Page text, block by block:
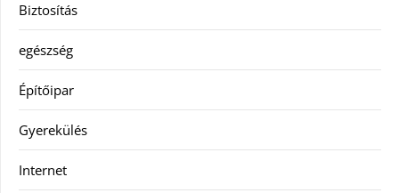
Biztosítás
egészség
Építőipar
Gyerekülés
Internet